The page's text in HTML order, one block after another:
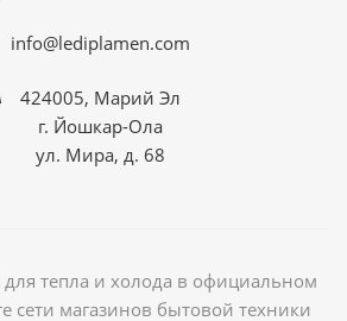
info@lediplamen.com
424005, Марий Эл
г. Йошкар-Ола
ул. Мира, д. 68
тепла и холода в официальном
сети магазинов бытовой техники